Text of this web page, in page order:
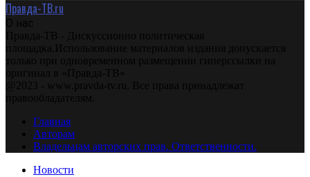
Правда-ТВ.ru
О нас
Правда-ТВ - Дискуссионно политическая
площадка.Использование материалов издания допускается
только при одновременном размещении гиперссылки на
оригинал в «Правда-ТВ»
@2023 - www.pravda-tv.ru. Все права принадлежат
правообладателям.
Главная
Авторам
Владельцам авторских прав. Ответственности.
Новости